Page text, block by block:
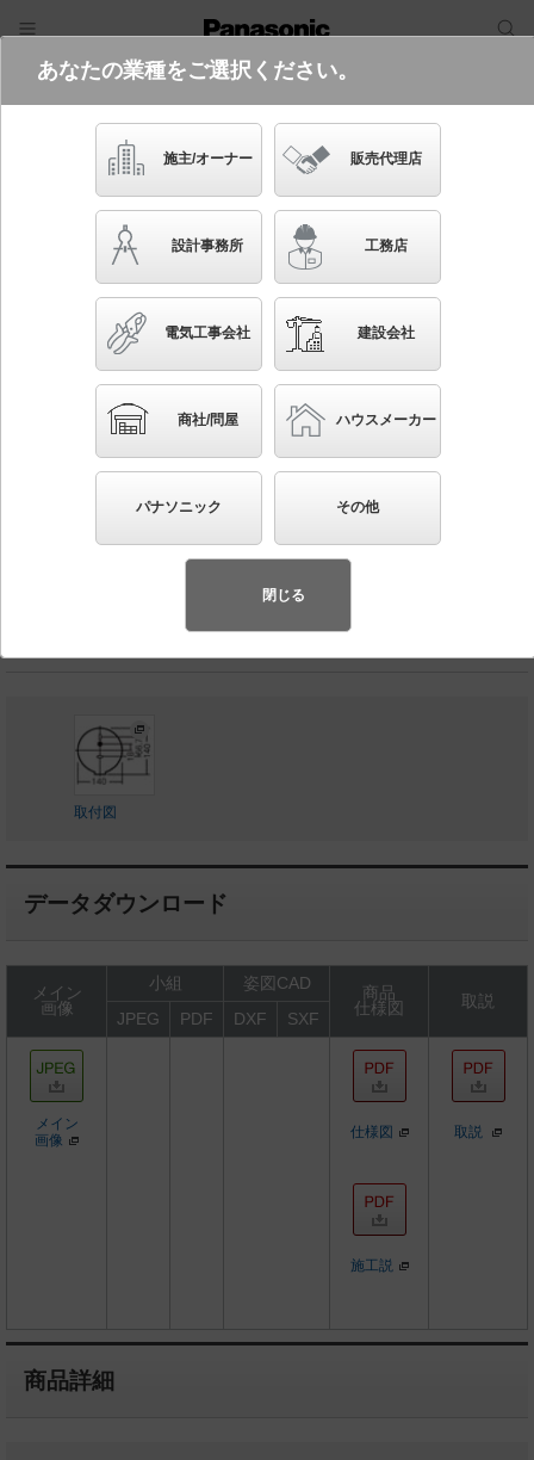
電気・建築設備（ビジネス）
フリーワード
品番・キーワード
かんたん照度計算
LGWC85044BK
(代替品
壁直付型 LED（電球色） ポーチライト 密閉型
LED電球交換型・防雨型・FreePaお出迎え・明るさセン
サ付・点灯省エネ型 白熱電球40形1灯器具相当
◆希望小売価格 37,500 円（税抜）
取付図
データダウンロード
メイン
画像
小組 姿図CAD
商品
仕様図
取説
JPEG
PDF DXF SXF
メイン
画像
仕様図
施工説
取説
商品詳細
あなたの業種をご選択ください。
施主/オーナー 販売代理店
設計事務所 工務店
電気工事会社 建設会社
商社/問屋 ハウスメーカー
パナソニック その他
閉じる